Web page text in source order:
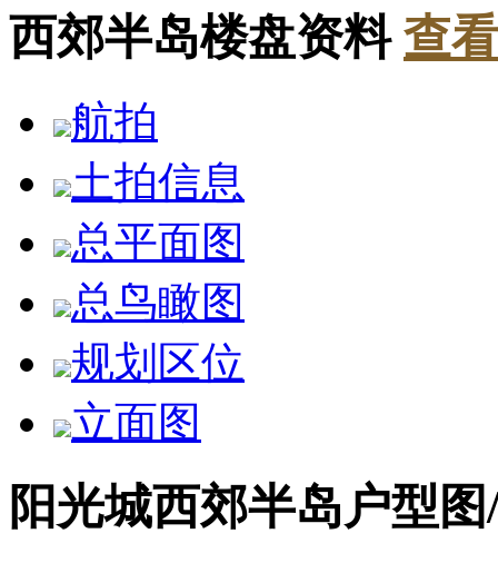
西郊半岛楼盘资料 查
航拍
土拍信息
总平面图
总鸟瞰图
规划区位
立面图
阳光城西郊半岛户型